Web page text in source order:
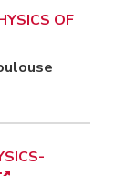
OF